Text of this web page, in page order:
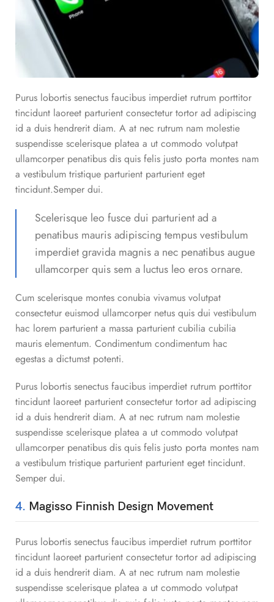
Purus lobortis senectus faucibus imperdiet rutrum porttitor
tincidunt laoreet parturient consectetur tortor ad adipiscing
id a duis hendrerit diam. A at nec rutrum nam molestie
suspendisse scelerisque platea a ut commodo volutpat
ullamcorper penatibus dis quis felis justo porta montes nam
a vestibulum tristique parturient parturient eget
tincidunt.Semper dui.
Scelerisque leo fusce dui parturient ad a
penatibus mauris adipiscing tempus vestibulum
imperdiet gravida magnis a nec penatibus augue
ullamcorper quis sem a luctus leo eros ornare.
Cum scelerisque montes conubia vivamus volutpat
consectetur euismod ullamcorper netus quis dui vestibulum
hac lorem parturient a massa parturient cubilia cubilia
mauris elementum. Condimentum condimentum hac
egestas a dictumst potenti.
Purus lobortis senectus faucibus imperdiet rutrum porttitor
tincidunt laoreet parturient consectetur tortor ad adipiscing
id a duis hendrerit diam. A at nec rutrum nam molestie
suspendisse scelerisque platea a ut commodo volutpat
ullamcorper penatibus dis quis felis justo porta montes nam
a vestibulum tristique parturient parturient eget tincidunt.
Semper dui.
4. Magisso Finnish Design Movement
Purus lobortis senectus faucibus imperdiet rutrum porttitor
tincidunt laoreet parturient consectetur tortor ad adipiscing
id a duis hendrerit diam. A at nec rutrum nam molestie
suspendisse scelerisque platea a ut commodo volutpat